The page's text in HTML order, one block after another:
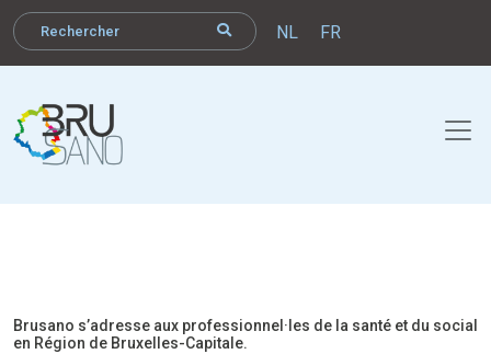
NL FR
Brusano s’adresse aux professionnel·les de la santé et du social
en Région de Bruxelles-Capitale.